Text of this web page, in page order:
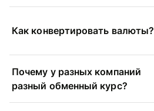
Как конвертировать валюты?
Почему у разных компаний
разный обменный курс?